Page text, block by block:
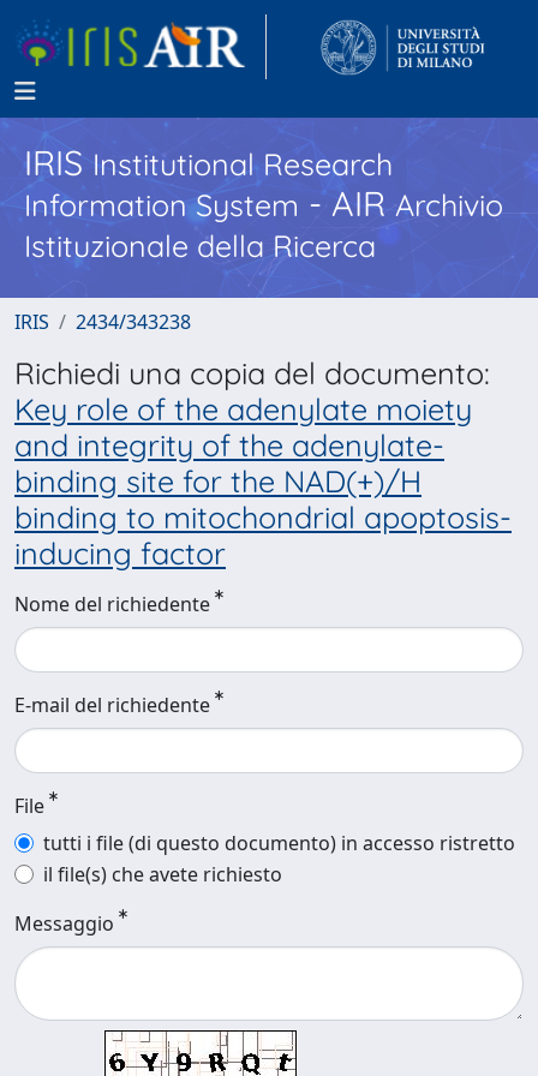
IRISInstitutional Research
Information System - AIR Archivio
Istituzionale della Ricerca
IRIS 2434/343238
Richiedi una copia del documento:
Key role of the adenylate moiety
and integrity of the adenylate-
binding site for the NAD(+)/H
binding to mitochondrial apoptosis-
inducing factor
Nome del richiedente
E-mail del richiedente
File
tutti i file (di questo documento) in accesso ristretto
il file(s) che avete richiesto
Messaggio